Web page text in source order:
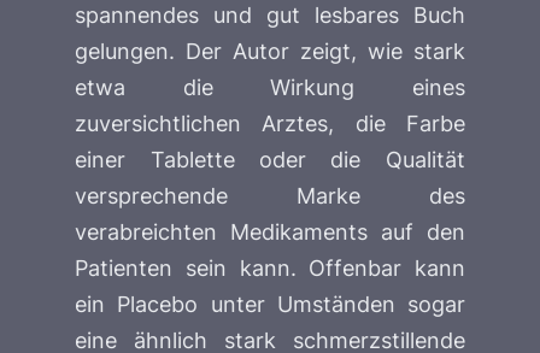
spannendes und gut lesbares Buch
gelungen. Der Autor zeigt, wie stark
etwa die Wirkung eines
zuversichtlichen Arztes, die Farbe
einer Tablette oder die Qualität
versprechende Marke des
verabreichten Medikaments auf den
Patienten sein kann. Offenbar kann
ein Placebo unter Umständen sogar
eine ähnlich stark schmerzstillende